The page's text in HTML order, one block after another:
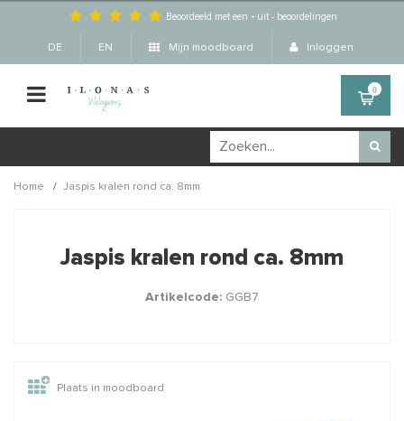
Beoordeeld met een - uit -beoordelingen
DE EN Mijn moodboard Inloggen
0
Home / Jaspis kralen rond ca. 8mm
producten ook interessant
Jaspis kralen rond ca. 8mm
Artikelcode: GGB7
Plaats in moodboard